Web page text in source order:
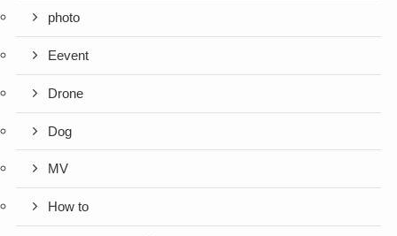
photo
Eevent
Drone
Dog
MV
How to